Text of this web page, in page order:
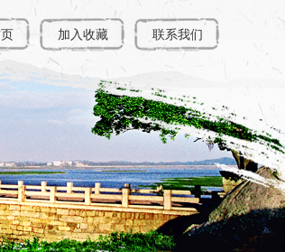
加入收藏 联系我们